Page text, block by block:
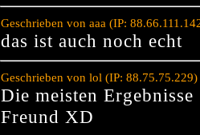
Geschrieben von aaa (IP:
das ist auch noch echt
Geschrieben von lol (IP:
Die meisten
Freund XD